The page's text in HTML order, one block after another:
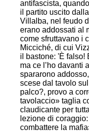
antifascista,
il partito uscito
Villalba, nel feudo
erano addossati al
come sfruttavano i
Micciché, di cui
il bastone: 'È falso!
ma ce l’ho davanti
spararono
scese dal tavolo
palco?, provo a
tavolaccio» taglia
claudicante per
lezione di
combattere la